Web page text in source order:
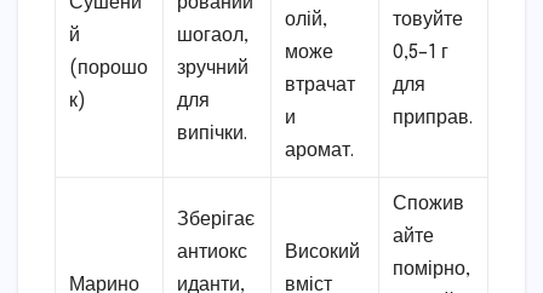
й
(порошо
к)
шогаол,
зручний
для
випічки.
олій,
може
втрачат
и
аромат.
товуйте
0,5–1 г
для
приправ.
Марино
Зберігає
антиокс
иданти,
Високий
вміст
Спожив
айте
помірно,